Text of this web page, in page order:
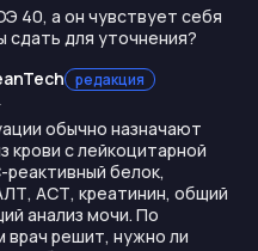
40, а он чувствует себя
сдать для уточнения?
редакция
обычно назначают
крови с лейкоцитарной
белок,
АСТ, креатинин, общий
анализ мочи. По
врач решит, нужно ли